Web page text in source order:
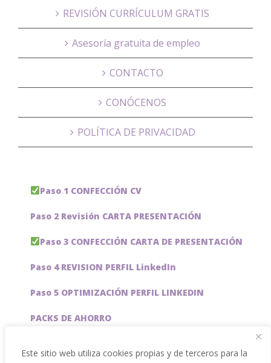
Este sitio web utiliza cookies propias y de terceros para la
REVISIÓN CURRÍCULUM GRATIS
Asesoría gratuita de empleo
CONTACTO
CONÓCENOS
POLÍTICA DE PRIVACIDAD
Paso 1 CONFECCIÓN CV
Paso 2 Revisión CARTA PRESENTACIÓN
Paso 3 CONFECCIÓN CARTA DE PRESENTACIÓN
Paso 4 REVISION PERFIL LinkedIn
Paso 5 OPTIMIZACIÓN PERFIL LINKEDIN
PACKS DE AHORRO